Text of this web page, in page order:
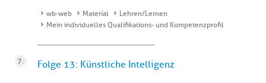
wb-web Material
Lehren/Lernen
Mein individuelles Qualifikations- und Kompetenzprofil
Folge 13: Künstliche Intelligenz